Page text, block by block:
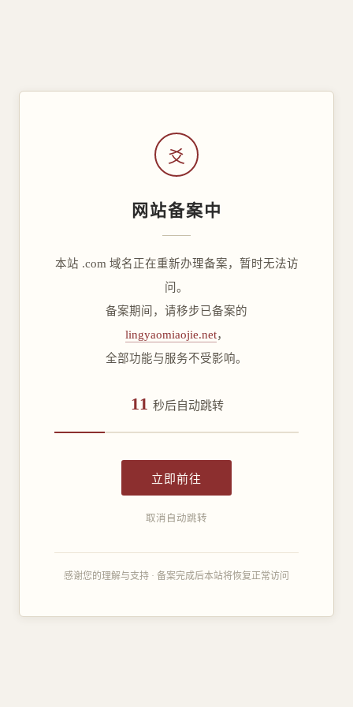
爻
网站备案中
本站 .com 域名正在重新办理备案，暂时无法访
问。
备案期间，请移步已备案的
lingyaomiaojie.net，
全部功能与服务不受影响。
11 秒后自动跳转
立即前往
取消自动跳转
感谢您的理解与支持 · 备案完成后本站将恢复正常访问